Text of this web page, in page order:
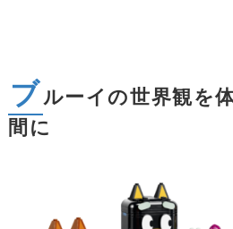
ブルーイの世界観を
間に